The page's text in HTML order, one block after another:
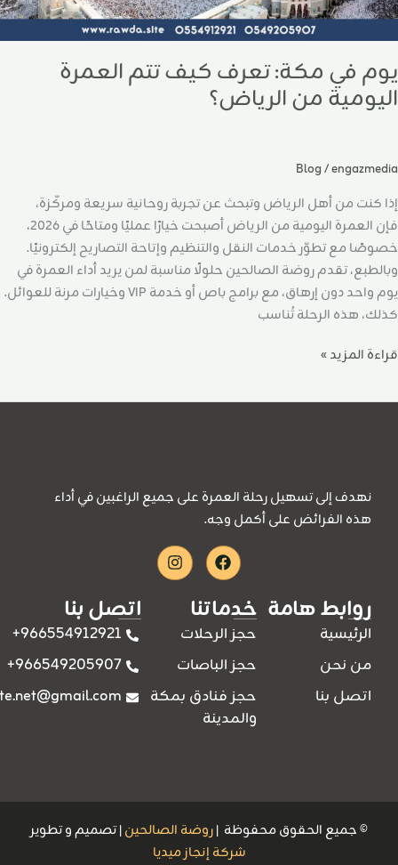
يوم في مكة: تعرف كيف تتم العمرة
اليومية من الرياض؟
Blog/engazmedia
إذا كنت من أهل الرياض وتبحث عن تجربة روحانية سريعة ومركّزة،
فإن العمرة اليومية من الرياض أصبحت خيارًا عمليًا ومتاحًا في 2026،
خصوصًا مع تطوّر خدمات النقل والتنظيم وإتاحة التصاريح إلكترونيًا.
وبالطبع، تقدم روضة الصالحين حلولًا مناسبة لمن يريد أداء العمرة في
يوم واحد دون إرهاق، مع برامج باص أو خدمة VIP وخيارات مرنة للعوائل.
كذلك، هذه الرحلة تُناسب
قراءة المزيد »
نهدف إلى تسهيل رحلة العمرة على جميع الراغبين في أداء
هذه الفرائض على أكمل وجه.
Facebook
Instagram
روابط هامة
الرئيسية
من نحن
اتصل بنا
خدماتنا
حجز الرحلات
حجز الباصات
حجز فنادق بمكة
والمدينة
اتصل بنا
966554912921+
966549205907+
© جميع الحقوق محفوظة |روضة الصالحين| تصميم و تطوير
شركة إنجاز ميديا